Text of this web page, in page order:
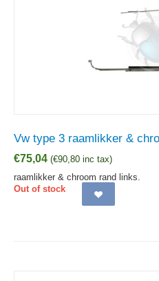
Vw type 3 raamlikker &
€75,04 (€90,80 inc tax)
raamlikker & chroom rand links.
Out of stock